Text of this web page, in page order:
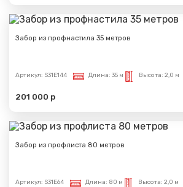
Забор из профнастила 35 метров
Артикул: S31E144 Длина: 35 м Высота: 2,0 м
201 000 р
Забор из профлиста 80 метров
Артикул: S31E64 Длина: 80 м Высота: 2,0 м